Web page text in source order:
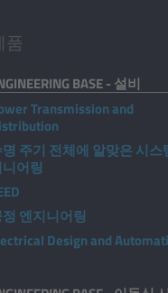
품
BASE - 설비
Transmission and
주기 전체에 알맞은 시스
어링
엔지니어링
Design and